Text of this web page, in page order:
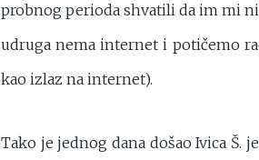
probnog perioda shvatili da im mi
udruga nema internet i potičemo
kao izlaz na internet).
Tako je jednog dana došao Ivica